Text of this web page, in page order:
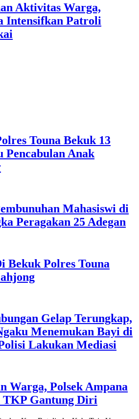
Aktivitas Warga,
Intensifkan Patroli
Touna Bekuk 13
Pencabulan Anak
Mahasiswi di
Peragakan 25 Adegan
Bekuk Polres Touna
Gelap Terungkap,
Menemukan Bayi di
Lakukan Mediasi
Warga, Polsek Ampana
TKP Gantung Diri